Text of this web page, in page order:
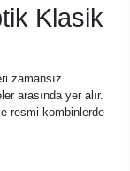
Klasik
zamansız
arasında yer alır.
resmi kombinlerde